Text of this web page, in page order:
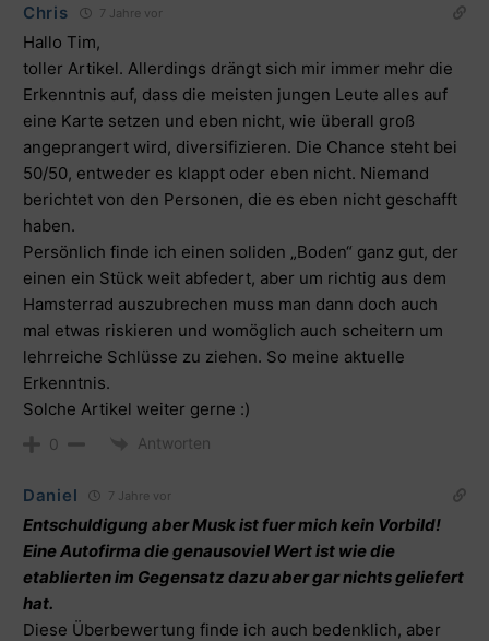
Chris 7 Jahre vor
Hallo Tim,
toller Artikel. Allerdings drängt sich mir immer mehr die
Erkenntnis auf, dass die meisten jungen Leute alles auf
eine Karte setzen und eben nicht, wie überall groß
angeprangert wird, diversifizieren. Die Chance steht bei
50/50, entweder es klappt oder eben nicht. Niemand
berichtet von den Personen, die es eben nicht geschafft
haben.
Persönlich finde ich einen soliden „Boden“ ganz gut, der
einen ein Stück weit abfedert, aber um richtig aus dem
Hamsterrad auszubrechen muss man dann doch auch
mal etwas riskieren und womöglich auch scheitern um
lehrreiche Schlüsse zu ziehen. So meine aktuelle
Erkenntnis.
Solche Artikel weiter gerne :)
0 Antworten
Daniel 7 Jahre vor
Entschuldigung aber Musk ist fuer mich kein Vorbild!
Eine Autofirma die genausoviel Wert ist wie die
etablierten im Gegensatz dazu aber gar nichts geliefert
hat.
Diese Überbewertung finde ich auch bedenklich, aber